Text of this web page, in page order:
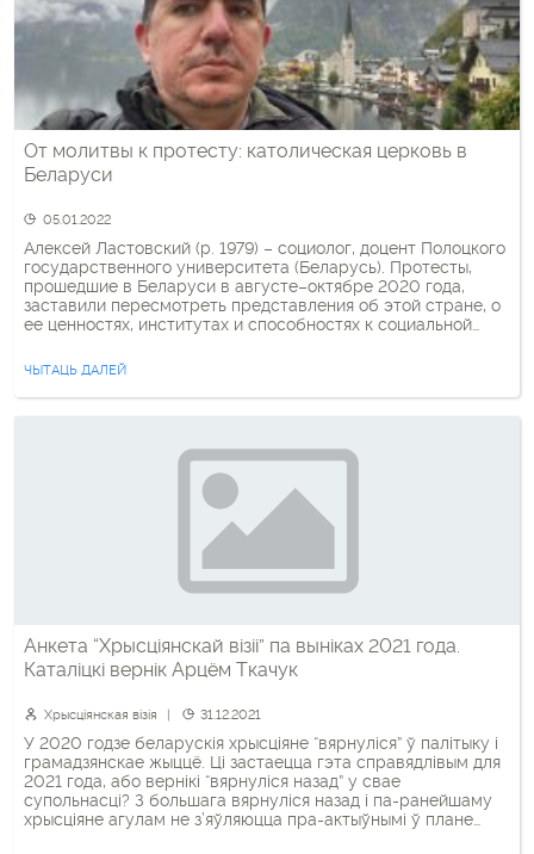
От молитвы к протесту: католическая церковь в
Беларуси
05.01.2022
Алексей Ластовский (р. 1979) – социолог, доцент Полоцкого
госу­дарственного универси­тета (Беларусь). Протесты,
прошедшие в Беларуси в августе–октябре 2020 года,
заставили пересмотреть представления об этой стране, о
ее ценнос­тях, институтах и способностях к социальной
factum приходится подвергнуть ревизии устоявшиеся
представления о белорусском обществе. В частности,
неожиданным оказалось значение, […]
ЧЫТАЦЬ ДАЛЕЙ
Анкета “Хрысціянскай візіі” па выніках 2021 года.
Каталіцкі вернік Арцём Ткачук
Хрысціянская візія 31.12.2021
У 2020 годзе беларускія хрысціяне “вярнуліся” ў палітыку і
грамадзянскае жыццё. Ці застаецца гэта справядлівым для
2021 года, або вернікі “вярнуліся назад” у свае
супольнасці? З большага вярнуліся назад і па-ранейшаму
хрысціяне агулам не з’яўляюцца пра-актыўнымі ў плане